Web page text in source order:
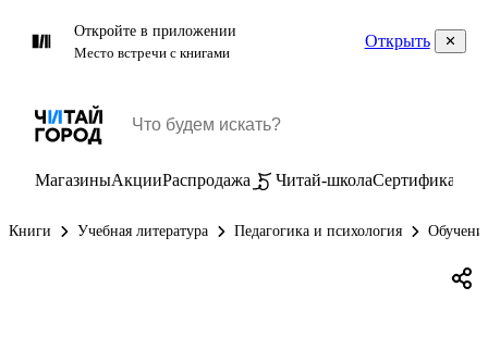
Откройте в приложении
Место встречи с книгами
Открыть
МагазиныАкцииРаспродажа Читай-школаСертификаты
Книги Учебная литература Педагогика и психология